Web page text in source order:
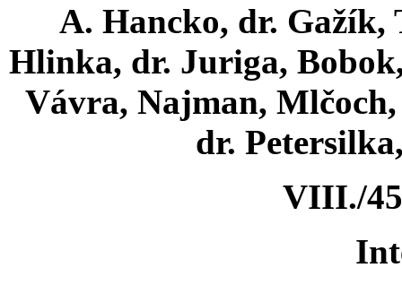
A. Hancko, dr. Gažík,
Hlinka, dr. Juriga,
Vávra, Najman,
dr.
VIII./